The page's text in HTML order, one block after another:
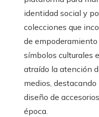
identidad social y
colecciones que
de
símbolos culturales
atraído la atención
medios,
diseño de
época.